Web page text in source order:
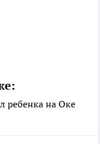
ребенка на Оке